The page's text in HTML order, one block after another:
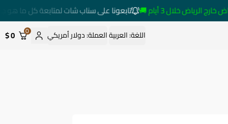
خلال 3 أيام 🚚 تابعونا على سناب شات لمتابعة كل ما هو
اللغة:العربيةالعملة:دولار أمريكي 0
0 $